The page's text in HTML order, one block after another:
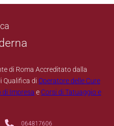
di Roma Accreditato dalla
Qualifica di Operatore delle Cure
di Impresa e Corsi di Tatuaggio e
064817606